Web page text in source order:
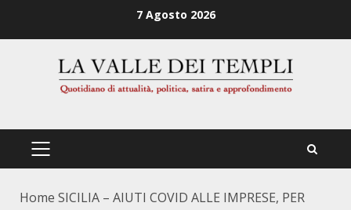
7 Agosto 2026
PRIMÄRES
Home SICILIA – AIUTI COVID ALLE IMPRESE, PER